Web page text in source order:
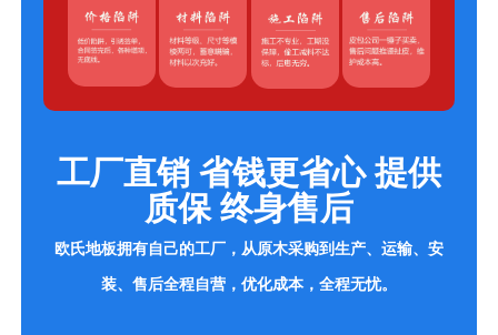
工厂直销 省钱更省心 提供
质保 终身售后
欧氏地板拥有自己的工厂，从原木采购到生产、运输、安
装、售后全程自营，优化成本，全程无忧。